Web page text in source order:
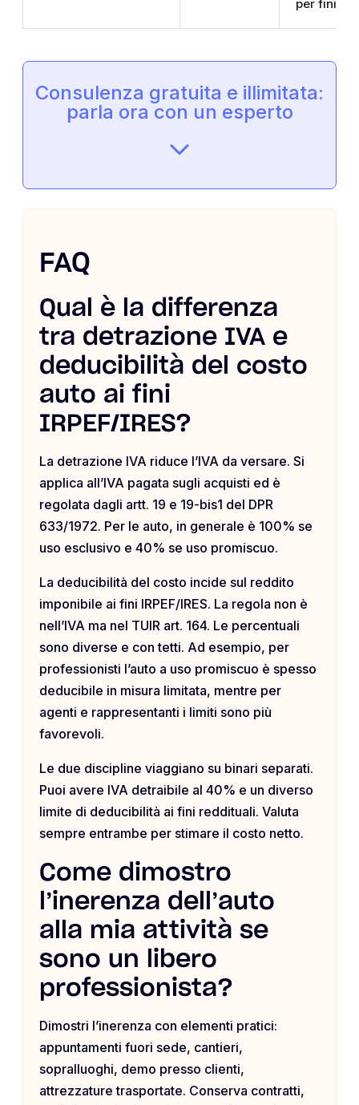
per fini
Consulenza gratuita e illimitata:
parla ora con un esperto
FAQ
Qual è la differenza
tra detrazione IVA e
deducibilità del costo
auto ai fini
IRPEF/IRES?
La detrazione IVA riduce l’IVA da versare. Si
applica all’IVA pagata sugli acquisti ed è
regolata dagli artt. 19 e 19-bis1 del DPR
633/1972. Per le auto, in generale è 100% se
uso esclusivo e 40% se uso promiscuo.
La deducibilità del costo incide sul reddito
imponibile ai fini IRPEF/IRES. La regola non è
nell’IVA ma nel TUIR art. 164. Le percentuali
sono diverse e con tetti. Ad esempio, per
professionisti l’auto a uso promiscuo è spesso
deducibile in misura limitata, mentre per
agenti e rappresentanti i limiti sono più
favorevoli.
Le due discipline viaggiano su binari separati.
Puoi avere IVA detraibile al 40% e un diverso
limite di deducibilità ai fini reddituali. Valuta
sempre entrambe per stimare il costo netto.
Come dimostro
l’inerenza dell’auto
alla mia attività se
sono un libero
professionista?
Dimostri l’inerenza con elementi pratici:
appuntamenti fuori sede, cantieri,
sopralluoghi, demo presso clienti,
attrezzature trasportate. Conserva contratti,